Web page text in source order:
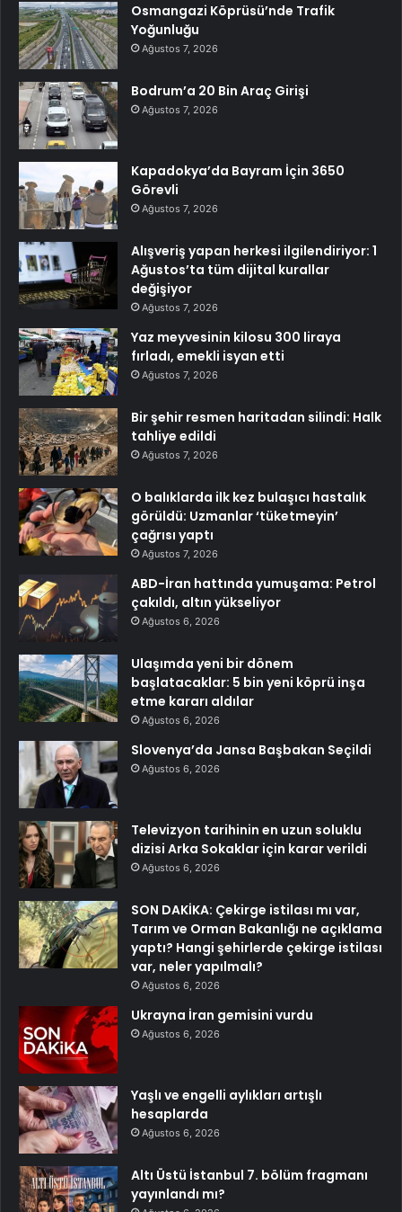
Osmangazi Köprüsü’nde Trafik
Yoğunluğu
Ağustos 7, 2026
Bodrum’a 20 Bin Araç Girişi
Ağustos 7, 2026
Kapadokya’da Bayram İçin 3650
Görevli
Ağustos 7, 2026
Alışveriş yapan herkesi ilgilendiriyor: 1
Ağustos’ta tüm dijital kurallar
değişiyor
Ağustos 7, 2026
Yaz meyvesinin kilosu 300 liraya
fırladı, emekli isyan etti
Ağustos 7, 2026
Bir şehir resmen haritadan silindi: Halk
tahliye edildi
Ağustos 7, 2026
O balıklarda ilk kez bulaşıcı hastalık
görüldü: Uzmanlar ‘tüketmeyin’
çağrısı yaptı
Ağustos 7, 2026
ABD-İran hattında yumuşama: Petrol
çakıldı, altın yükseliyor
Ağustos 6, 2026
Ulaşımda yeni bir dönem
başlatacaklar: 5 bin yeni köprü inşa
etme kararı aldılar
Ağustos 6, 2026
Slovenya’da Jansa Başbakan Seçildi
Ağustos 6, 2026
Televizyon tarihinin en uzun soluklu
dizisi Arka Sokaklar için karar verildi
Ağustos 6, 2026
SON DAKİKA: Çekirge istilası mı var,
Tarım ve Orman Bakanlığı ne açıklama
yaptı? Hangi şehirlerde çekirge istilası
var, neler yapılmalı?
Ağustos 6, 2026
Ukrayna İran gemisini vurdu
Ağustos 6, 2026
Yaşlı ve engelli aylıkları artışlı
hesaplarda
Ağustos 6, 2026
Altı Üstü İstanbul 7. bölüm fragmanı
yayınlandı mı?